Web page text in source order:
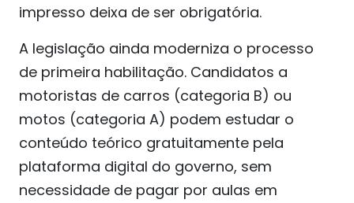
impresso deixa de ser obrigatória.
A legislação ainda moderniza o processo
de primeira habilitação. Candidatos a
motoristas de carros (categoria B) ou
motos (categoria A) podem estudar o
conteúdo teórico gratuitamente pela
plataforma digital do governo, sem
necessidade de pagar por aulas em